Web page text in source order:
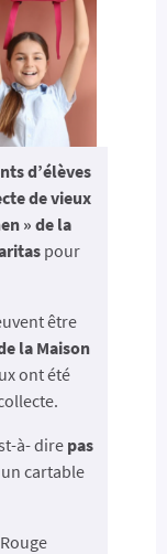
d’élèves
de vieux
» de la
pour
être
la Maison
ont été
à- direpas
cartable